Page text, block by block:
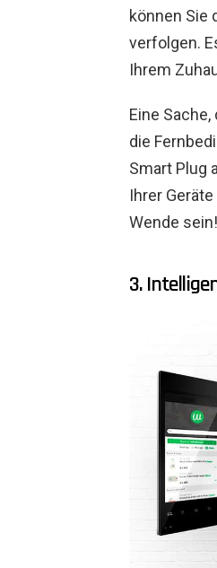
können Sie
verfolgen.
Ihrem
Eine
die
Smart Plug
Ihrer
Wende sein!
3.